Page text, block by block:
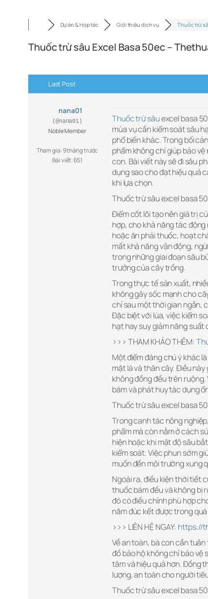
Dự án & Hợp tác Giới thiệu dịch vụ Thuốc trừ
Thuốc trừ sâu Excel Basa 50ec –
Last Post
nana01
(@nana01)
Noble Member
Tham gia: 9 tháng trước
Bài viết: 651
Thuốc trừ sâuexcel basa
mùa vụ cần kiểm soát sâu
phổ biến khác. Trong bối
phẩm không chỉ giúp bảo
con. Bài viết này sẽ đi sâu
dụng sao cho đạt hiệu quả
khi lựa chọn.
Thuốc trừ sâu excel basa
Điểm cốt lõi tạo nên giá trị
hợp, cho khả năng tác
hoặc ăn phải thuốc, hoạt
mất khả năng vận động,
trong những giai đoạn sâu
trưởng của cây trồng.
Trong thực tế sản xuất,
không gây sốc mạnh cho
chỉ sau một thời gian ngắn,
Đặc biệt với lúa, việc kiểm
hạt hay suy giảm năng suất
>>> THAM KHẢO THÊM:
Một điểm đáng chú ý khác
mặt lá và thân cây. Điều
không đồng đều trên
bám và phát huy tác dụng
Thuốc trừ sâu excel basa
Trong canh tác nông
phẩm mà còn nằm ở cách
hiện hoặc khi mật độ sâu
kiểm soát. Việc phun sớm
muốn đến môi trường xung
Ngoài ra, điều kiện thời tiết
thuốc bám đều và không bị
đó có điều chỉnh phù hợp
năm đúc kết được trong
>>> LIÊN HỆ NGAY: https://
Về an toàn, bà con cần
đồ bảo hộ không chỉ bảo vệ
tâm và hiệu quả hơn. Đồng
lượng, an toàn cho người
Thuốc trừ sâu excel basa